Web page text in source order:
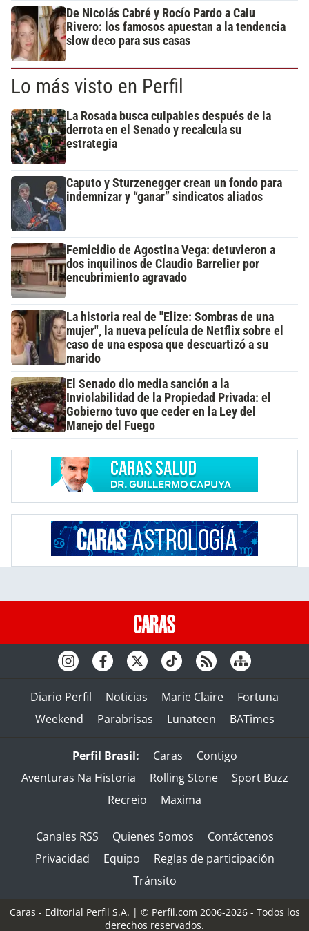
De Nicolás Cabré y Rocío Pardo a Calu
Rivero: los famosos apuestan a la tendencia
slow deco para sus casas
Lo más visto en Perfil
La Rosada busca culpables después de la
derrota en el Senado y recalcula su
estrategia
Caputo y Sturzenegger crean un fondo para
indemnizar y “ganar” sindicatos aliados
Femicidio de Agostina Vega: detuvieron a
dos inquilinos de Claudio Barrelier por
encubrimiento agravado
La historia real de "Elize: Sombras de una
mujer", la nueva película de Netflix sobre el
caso de una esposa que descuartizó a su
marido
El Senado dio media sanción a la
Inviolabilidad de la Propiedad Privada: el
Gobierno tuvo que ceder en la Ley del
Manejo del Fuego
Diario Perfil Noticias Marie Claire
Fortuna
Weekend
Parabrisas Lunateen BATimes
Perfil Brasil: Caras
Contigo
Aventuras Na Historia
Rolling Stone
Sport Buzz
Recreio
Maxima
Canales RSS Quienes Somos
Contáctenos
Privacidad
Equipo
Reglas de participación
Tránsito
Caras - Editorial Perfil S.A. | © Perfil.com 2006-2026 - Todos los
derechos reservados.